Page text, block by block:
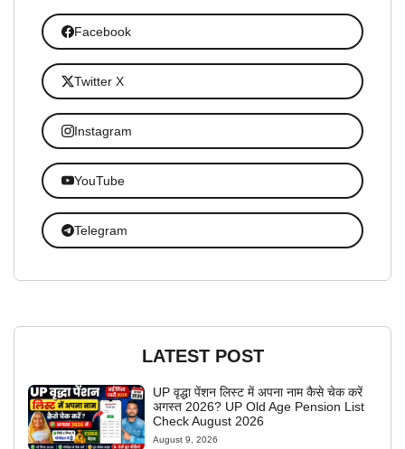
Facebook
Twitter X
Instagram
YouTube
Telegram
LATEST POST
UP वृद्धा पेंशन लिस्ट में अपना नाम कैसे चेक करें
अगस्त 2026? UP Old Age Pension List
Check August 2026
August 9, 2026